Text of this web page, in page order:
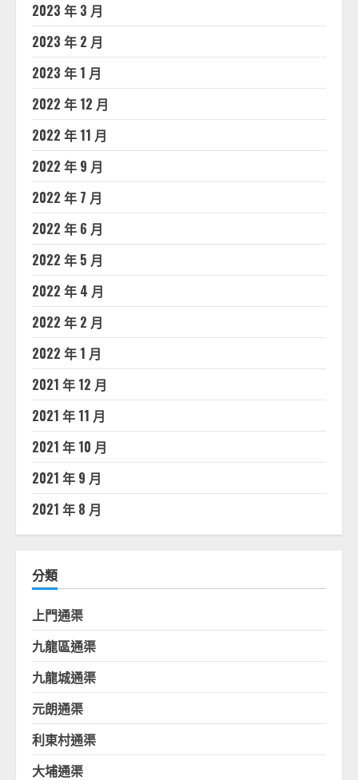
2023 年 3 月
2023 年 2 月
2023 年 1 月
2022 年 12 月
2022 年 11 月
2022 年 9 月
2022 年 7 月
2022 年 6 月
2022 年 5 月
2022 年 4 月
2022 年 2 月
2022 年 1 月
2021 年 12 月
2021 年 11 月
2021 年 10 月
2021 年 9 月
2021 年 8 月
分類
上門通渠
九龍區通渠
九龍城通渠
元朗通渠
利東村通渠
大埔通渠